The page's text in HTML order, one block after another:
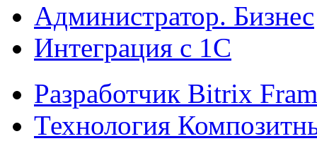
Администратор. Бизнес
Интеграция с 1С
Разработчик Bitrix
Технология